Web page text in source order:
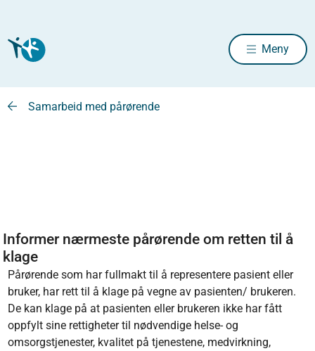
Meny
Samarbeid med pårørende
Informer nærmeste pårørende om retten til å
klage
Pårørende som har fullmakt til å representere pasient eller
bruker, har rett til å klage på vegne av pasienten/ brukeren.
De kan klage på at pasienten eller brukeren ikke har fått
oppfylt sine rettigheter til nødvendige helse- og
omsorgstjenester, kvalitet på tjenestene, medvirkning,